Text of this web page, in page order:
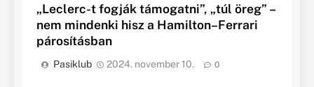
„Leclerc-t fogják támogatni”, „túl öreg” –
nem mindenki hisz a Hamilton–Ferrari
párosításban
Pasiklub 2024. november 10. 0